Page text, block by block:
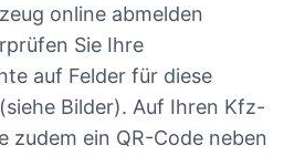
online abmelden
Sie Ihre
auf Felder für diese
Bilder). Auf Ihren Kfz-
zudem ein QR-Code neben